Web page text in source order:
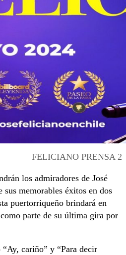
FELICIANO PRENSA 2
los admiradores de José
memorables éxitos en dos
puertorriqueño brindará en
parte de su última gira por
cariño” y “Para decir